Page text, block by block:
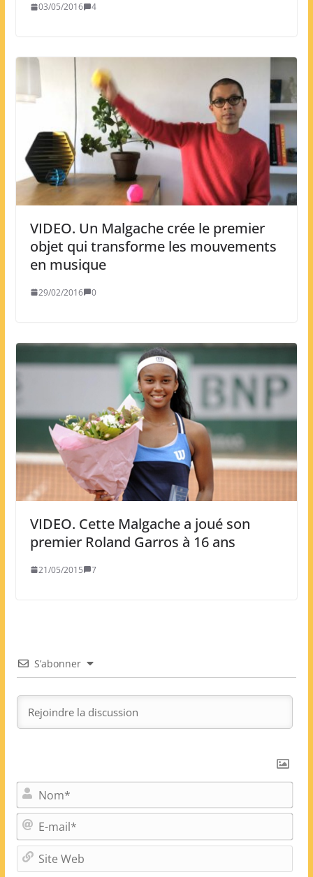
03/05/2016 4
VIDEO. Un Malgache crée le premier
objet qui transforme les mouvements
en musique
29/02/2016 0
VIDEO. Cette Malgache a joué son
premier Roland Garros à 16 ans
21/05/2015 7
S’abonner
N
o
m
*-
m
i